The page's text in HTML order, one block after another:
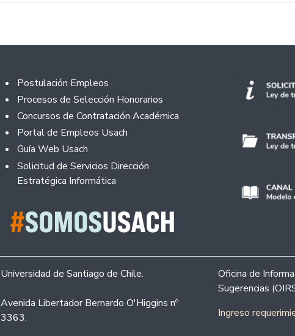
Rodapé
Postulación Empleos
Procesos de Selección Honorarios
Concursos de Contratación Académica
Portal de Empleos Usach
Guía Web Usach
Solicitud de Servicios Dirección
Estratégica Informática
Universidad de Santiago de Chile.
Avenida Libertador Bernardo O'Higgins nº
3363.
Oficina de
Sugerencias
Ingreso